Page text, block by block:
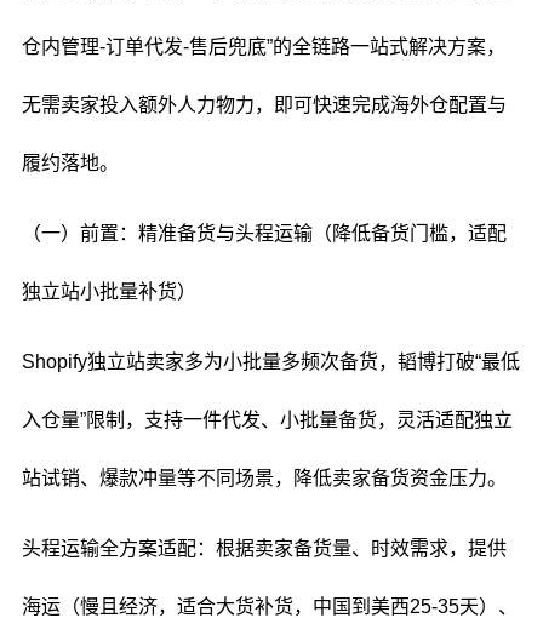
仓内管理-订单代发-售后兜底”的全链路一站式解决方案，
无需卖家投入额外人力物力，即可快速完成海外仓配置与
履约落地。
（一）前置：精准备货与头程运输（降低备货门槛，适配
独立站小批量补货）
Shopify独立站卖家多为小批量多频次备货，韬博打破“最低
入仓量”限制，支持一件代发、小批量备货，灵活适配独立
站试销、爆款冲量等不同场景，降低卖家备货资金压力。
头程运输全方案适配：根据卖家备货量、时效需求，提供
海运（慢且经济，适合大货补货，中国到美西25-35天）、